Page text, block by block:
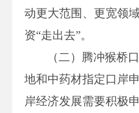
动更大范围、更宽领
资“走出去”。
（二）腾冲猴桥
地和中药材指定口岸申
岸经济发展需要积极